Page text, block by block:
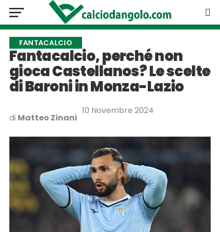
FANTACALCIO
Fantacalcio, perché non
gioca Castellanos? Le scelte
di Baroni in Monza-Lazio
di Matteo Zinani
10 Novembre 2024